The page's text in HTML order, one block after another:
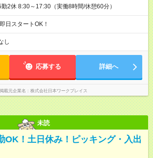
勤2休 8:30～17:30（実働8時間/休憩60分）
日スタートOK！
し
応募する 詳細へ
掲載元企業名 株式会社日本ワークプレイス
未読
OK！土日休み！ピッキング・入出